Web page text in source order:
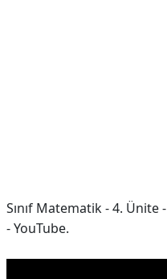
Sınıf Matematik - 4. Ünite -
- YouTube.